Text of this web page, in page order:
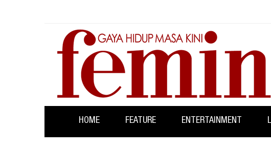
HOME FEATURE ENTERTAINMENT